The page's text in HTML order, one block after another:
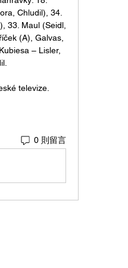
Chludil), 34.
33. Maul (Seidl,
(A), Galvas,
– Lisler,
televize.
0 則留言